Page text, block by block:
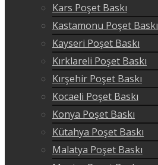
Kars Poşet Baskı
Kastamonu Poşet Baskı
Kayseri Poşet Baskı
Kırklareli Poşet Baskı
Kırşehir Poşet Baskı
Kocaeli Poşet Baskı
Konya Poşet Baskı
Kütahya Poşet Baskı
Malatya Poşet Baskı